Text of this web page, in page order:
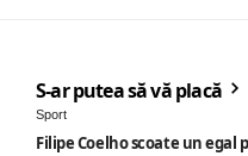
S-ar putea să vă placă
Sport
Filipe Coelho scoate un